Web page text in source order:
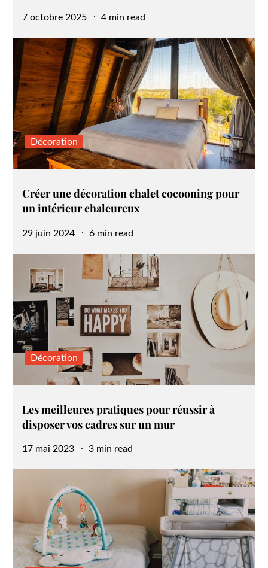
Posted
7 octobre 2025 4 min read
Décoration
Créer une décoration chalet cocooning pour
un intérieur chaleureux
Posted
29 juin 2024 6 min read
Décoration
Les meilleures pratiques pour réussir à
disposer vos cadres sur un mur
Posted
17 mai 2023 3 min read